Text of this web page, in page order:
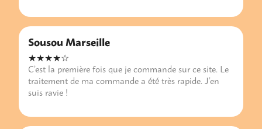
Sousou Marseille
★★★★☆
C’est la première fois que je commande sur ce site. Le
traitement de ma commande a été très rapide. J’en
suis ravie !